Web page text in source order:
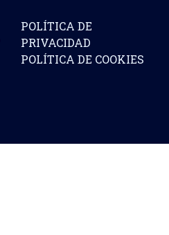
POLÍTICA DE
PRIVACIDAD
POLÍTICA DE COOKIES